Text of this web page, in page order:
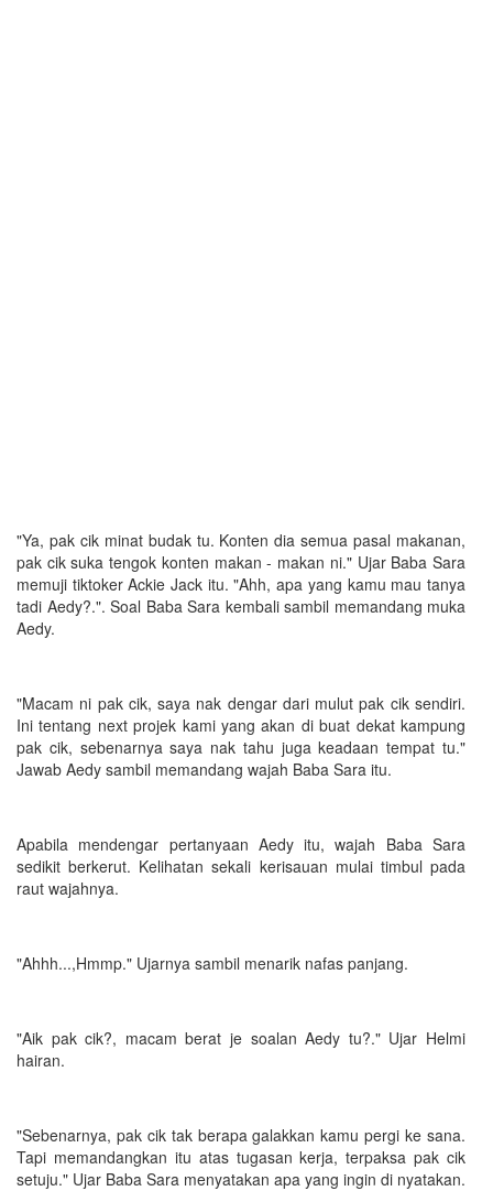
"Ya, pak cik minat budak tu. Konten dia semua pasal makanan,
pak cik suka tengok konten makan - makan ni." Ujar Baba Sara
memuji tiktoker Ackie Jack itu. "Ahh, apa yang kamu mau tanya
tadi Aedy?.". Soal Baba Sara kembali sambil memandang muka
Aedy.
"Macam ni pak cik, saya nak dengar dari mulut pak cik sendiri.
Ini tentang next projek kami yang akan di buat dekat kampung
pak cik, sebenarnya saya nak tahu juga keadaan tempat tu."
Jawab Aedy sambil memandang wajah Baba Sara itu.
Apabila mendengar pertanyaan Aedy itu, wajah Baba Sara
sedikit berkerut. Kelihatan sekali kerisauan mulai timbul pada
raut wajahnya.
"Ahhh...,Hmmp." Ujarnya sambil menarik nafas panjang.
"Aik pak cik?, macam berat je soalan Aedy tu?." Ujar Helmi
hairan.
"Sebenarnya, pak cik tak berapa galakkan kamu pergi ke sana.
Tapi memandangkan itu atas tugasan kerja, terpaksa pak cik
setuju." Ujar Baba Sara menyatakan apa yang ingin di nyatakan.